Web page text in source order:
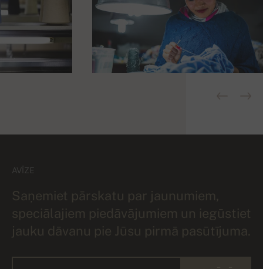
AVĪZE
Saņemiet pārskatu par jaunumiem,
speciālajiem piedāvājumiem un iegūstiet
jauku dāvanu pie Jūsu pirmā pasūtījuma.